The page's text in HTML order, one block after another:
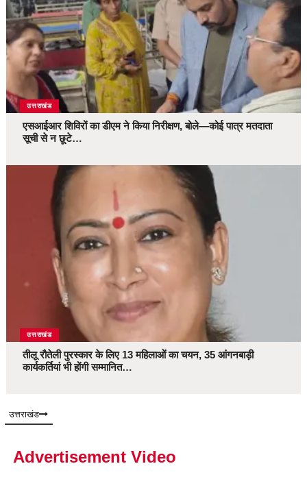
उत्तराखंड
एसआईआर शिविरों का डीएम ने किया निरीक्षण, बोले—कोई पात्र मतदाता
सूची से न छूटे…
उत्तराखंड
तीलू रौतेली पुरस्कार के लिए 13 महिलाओं का चयन, 35 आंगनबाड़ी
कार्यकर्तियां भी होंगी सम्मानित…
उत्तराखंड
Advertisement Video